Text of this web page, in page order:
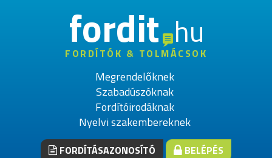
fordithu
FORDÍTÓK & TOLMÁCSOK
Megrendelőknek
Szabadúszóknak
Fordítóirodáknak
Nyelvi szakembereknek
FORDÍTÁSAZONOSÍTÓ BELÉPÉS